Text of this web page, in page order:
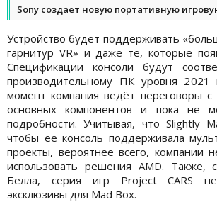
Sony создает новую портативную
Устройство будет поддерживать
гарнитур VR» и даже те, которые
Спецификации консоли будут
производительному ПК уровня
момент компания ведёт переговоры с
основных компонентов и пока не
подробности. Учитывая, что Slightly
чтобы её консоль поддерживала
проекты, вероятнее всего, компании
использовать решения AMD. Также,
Белла, серия игр Project CARS
эксклюзивы для Mad Box.